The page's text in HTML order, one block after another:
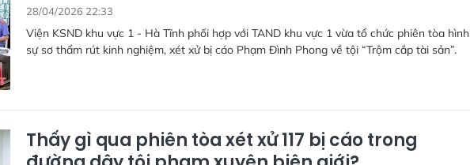
28/04/2026 22:33
Viện KSND khu vực 1 - Hà Tĩnh phối hợp với TAND khu vực 1 vừa tổ chức phiên tòa hình
sự sơ thẩm rút kinh nghiệm, xét xử bị cáo Phạm Đình Phong về tội “Trộm cắp tài sản”.
Thấy gì qua phiên tòa xét xử 117 bị cáo trong